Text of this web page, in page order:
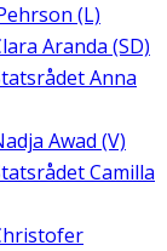
(L)
Aranda (SD)
Anna
Awad (V)
Camilla